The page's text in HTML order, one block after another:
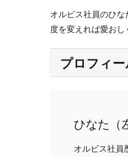
オルビス社員のひ
度を変えれば愛お
プロフィ
ひなた（
オルビス社員